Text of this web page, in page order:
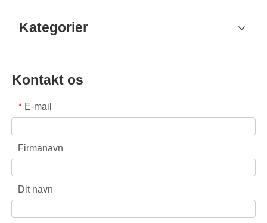
Kategorier
Kontakt os
* E-mail
Firmanavn
Dit navn